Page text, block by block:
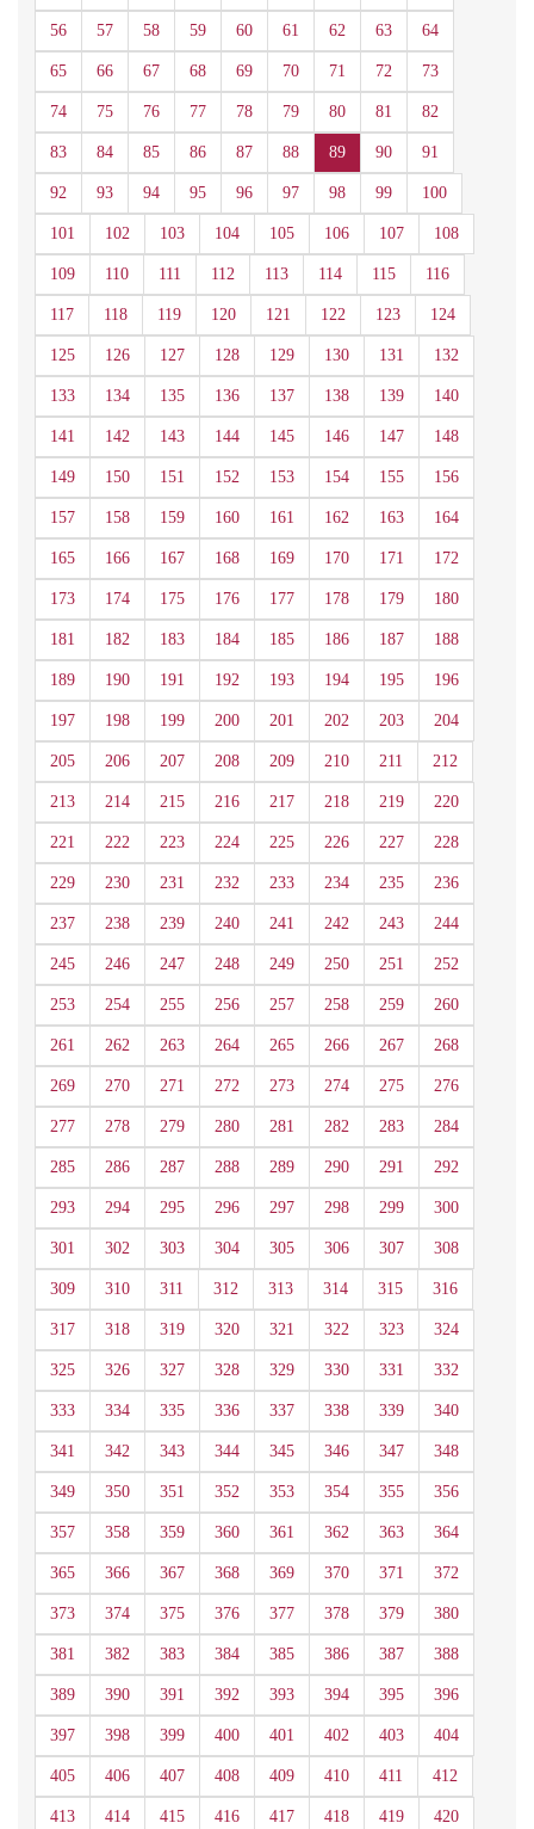
56 57 58 59 60 61 62 63 64
65 66 67 68 69 70 71 72 73
74 75 76 77 78 79 80 81 82
83 84 85 86 87 88 89 90 91
92 93 94 95 96 97 98 99 100
101 102 103 104 105 106 107 108
109 110 111 112 113 114 115 116
117 118 119 120 121 122 123 124
125 126 127 128 129 130 131 132
133 134 135 136 137 138 139 140
141 142 143 144 145 146 147 148
149 150 151 152 153 154 155 156
157 158 159 160 161 162 163 164
165 166 167 168 169 170 171 172
173 174 175 176 177 178 179 180
181 182 183 184 185 186 187 188
189 190 191 192 193 194 195 196
197 198 199 200 201 202 203 204
205 206 207 208 209 210 211 212
213 214 215 216 217 218 219 220
221 222 223 224 225 226 227 228
229 230 231 232 233 234 235 236
237 238 239 240 241 242 243 244
245 246 247 248 249 250 251 252
253 254 255 256 257 258 259 260
261 262 263 264 265 266 267 268
269 270 271 272 273 274 275 276
277 278 279 280 281 282 283 284
285 286 287 288 289 290 291 292
293 294 295 296 297 298 299 300
301 302 303 304 305 306 307 308
309 310 311 312 313 314 315 316
317 318 319 320 321 322 323 324
325 326 327 328 329 330 331 332
333 334 335 336 337 338 339 340
341 342 343 344 345 346 347 348
349 350 351 352 353 354 355 356
357 358 359 360 361 362 363 364
365 366 367 368 369 370 371 372
373 374 375 376 377 378 379 380
381 382 383 384 385 386 387 388
389 390 391 392 393 394 395 396
397 398 399 400 401 402 403 404
405 406 407 408 409 410 411 412
413 414 415 416 417 418 419 420